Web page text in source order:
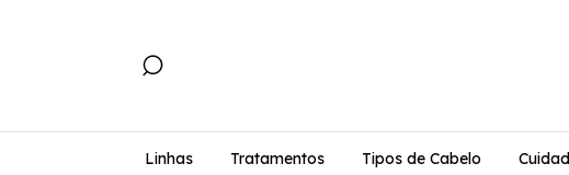
Linhas Tratamentos Tipos de Cabelo